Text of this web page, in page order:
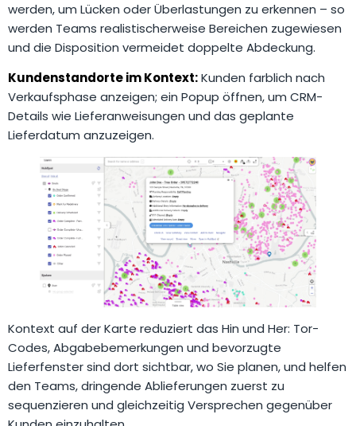
werden, um Lücken oder Überlastungen zu erkennen – so
werden Teams realistischerweise Bereichen zugewiesen
und die Disposition vermeidet doppelte Abdeckung.
Kundenstandorte im Kontext:Kunden farblich nach
Verkaufsphase anzeigen; ein Popup öffnen, um CRM-
Details wie Lieferanweisungen und das geplante
Lieferdatum anzuzeigen.
Kontext auf der Karte reduziert das Hin und Her: Tor-
Codes, Abgabebemerkungen und bevorzugte
Lieferfenster sind dort sichtbar, wo Sie planen, und helfen
den Teams, dringende Ablieferungen zuerst zu
sequenzieren und gleichzeitig Versprechen gegenüber